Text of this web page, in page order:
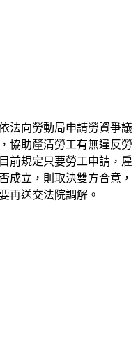
法向勞動局申請勞資爭議
協助釐清勞工有無違反勞
前規定只要勞工申請，雇
成立，則取決雙方合意，
再送交法院調解。